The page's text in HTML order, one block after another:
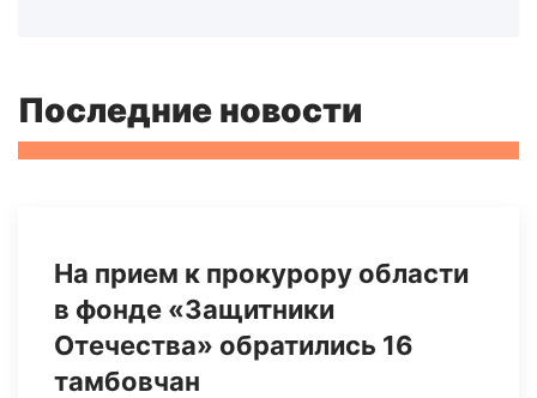
Последние новости
На прием к прокурору области
в фонде «Защитники
Отечества» обратились 16
тамбовчан